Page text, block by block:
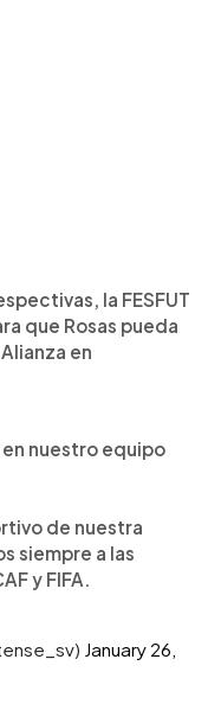
la FESFUT
que Rosas pueda
en
nuestro equipo
de nuestra
siempre a las
y FIFA.
January 26,